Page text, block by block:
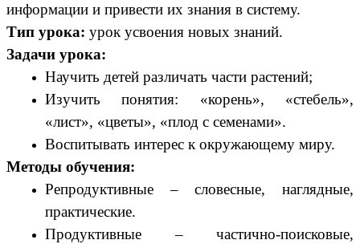
информации и привести их знания в систему.
Тип урока: урок усвоения новых знаний.
Задачи урока:
Научить детей различать части растений;
Изучить понятия: «корень», «стебель»,
«лист», «цветы», «плод с семенами».
Воспитывать интерес к окружающему миру.
Методы обучения:
Репродуктивные – словесные, наглядные,
практические.
Продуктивные – частично-поисковые,